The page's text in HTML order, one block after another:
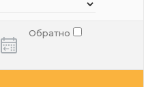
Обратно